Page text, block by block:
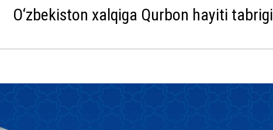
O‘zbekiston xalqiga Qurbon hayiti tabrigi